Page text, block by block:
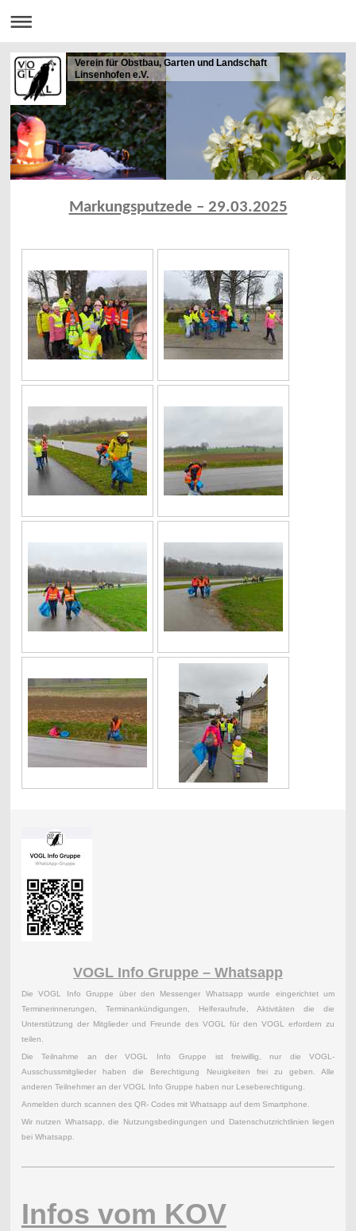
Verein für Obstbau, Garten und Landschaft
Linsenhofen e.V.
Markungsputzede – 29.03.2025
VOGL Info Gruppe – Whatsapp
Die VOGL Info Gruppe über den Messenger Whatsapp wurde eingerichtet um
Terminerinnerungen, Terminankündigungen, Helferaufrufe, Aktivitäten die die
Unterstützung der Mitglieder und Freunde des VOGL für den VOGL erfordern zu
teilen.
Die Teilnahme an der VOGL Info Gruppe ist freiwillig, nur die VOGL-
Ausschussmitglieder haben die Berechtigung Neuigkeiten frei zu geben. Alle
anderen Teilnehmer an der VOGL Info Gruppe haben nur Leseberechtigung.
Anmelden durch scannen des QR- Codes mit Whatsapp auf dem Smartphone.
Wir nutzen Whatsapp, die Nutzungsbedingungen und Datenschutzrichtlinien liegen
bei Whatsapp.
Infos vom KOV